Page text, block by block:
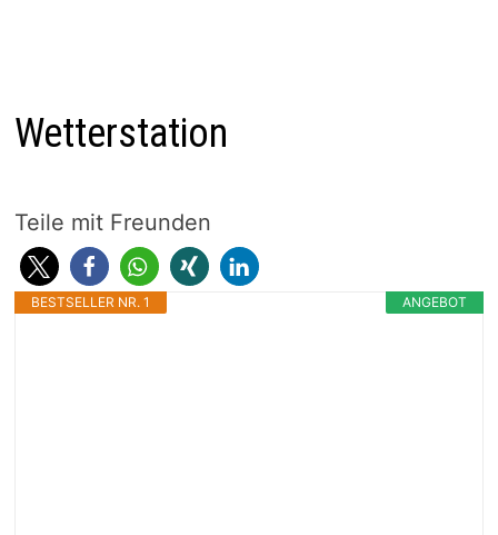
Wetterstation
Teile mit Freunden
ANGEBOT
BESTSELLER NR. 1